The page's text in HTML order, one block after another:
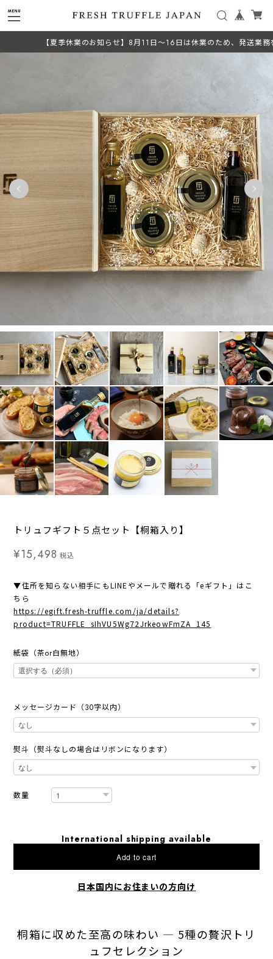
【夏季休業のお知らせ】8月11日～16日は休業のため、発送業務をお休
トリュフギフト５点セット【桐箱入り】
¥15,498 税込
▼住所を知らない相手にもLINEやメールで贈れる「eギフト」はこ
ちら
https://egift.fresh-truffle.com/ja/details?
product=TRUFFLE_sIhVU5Wg72JrkeowFmZA_145
紙袋（茶or白無地）
メッセージカード（30字以内）
熨斗（熨斗なしの場合はリボンになります）
数量
International shipping available
Add to cart
日本国内にお住まいの方向け
桐箱に収めた至高の味わい ― 5種の贅沢トリ
ュフセレクション